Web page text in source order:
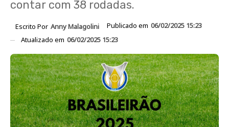
contar com 38 rodadas.
Escrito Por Anny Malagolini Publicado em 06/02/2025 15:23
Atualizado em 06/02/2025 15:23